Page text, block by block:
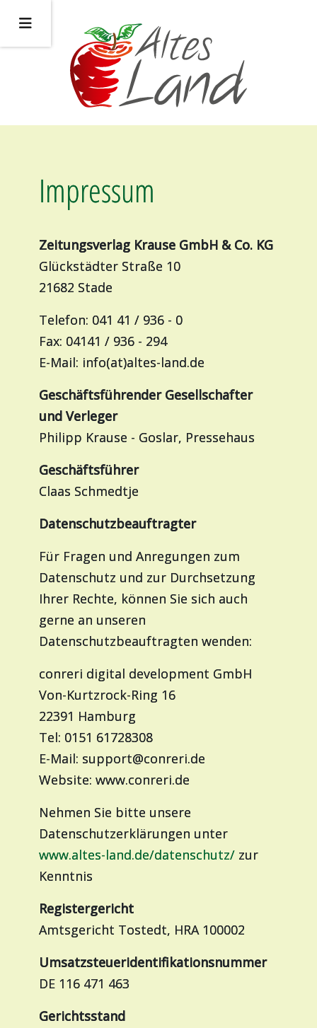
Impressum
Zeitungsverlag Krause GmbH & Co. KG
Glückstädter Straße 10
21682 Stade
Telefon: 041 41 / 936 - 0
Fax: 04141 / 936 - 294
E-Mail: info(at)altes-land.de
Geschäftsführender Gesellschafter
und Verleger
Philipp Krause - Goslar, Pressehaus
Geschäftsführer
Claas Schmedtje
Datenschutzbeauftragter
Für Fragen und Anregungen zum
Datenschutz und zur Durchsetzung
Ihrer Rechte, können Sie sich auch
gerne an unseren
Datenschutzbeauftragten wenden:
conreri digital development GmbH
Von-Kurtzrock-Ring 16
22391 Hamburg
Tel: 0151 61728308
E-Mail: support@conreri.de
Website: www.conreri.de
Nehmen Sie bitte unsere
Datenschutzerklärungen unter
www.altes-land.de/datenschutz/ zur
Kenntnis
Registergericht
Amtsgericht Tostedt, HRA 100002
Umsatzsteueridentifikationsnummer
DE 116 471 463
Gerichtsstand